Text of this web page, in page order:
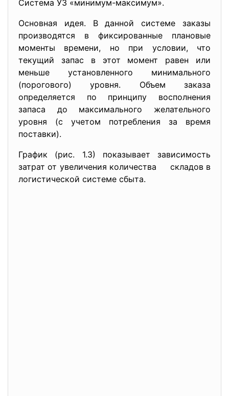
Система УЗ «минимум-максимум».
Основная идея. В данной системе заказы
производятся в фиксированные плановые
моменты времени, но при условии, что
текущий запас в этот момент равен или
меньше установленного минимального
(порогового) уровня. Объем заказа
определяется по принципу восполнения
запаса до максимального желательного
уровня (с учетом потребления за время
поставки).
График (рис. 1.3) показывает зависимость
затрат от увеличения количества складов в
логистической системе сбыта.